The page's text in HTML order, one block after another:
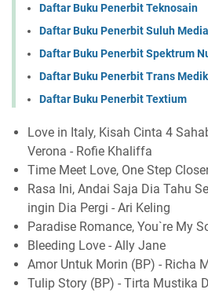
Daftar Buku Penerbit Teknosain
Daftar Buku Penerbit Suluh Media
Daftar Buku Penerbit Spektrum
Daftar Buku Penerbit Trans
Daftar Buku Penerbit Textium
Love in Italy, Kisah Cinta 4
Verona - Rofie Khaliffa
Time Meet Love, One Step
Rasa Ini, Andai Saja Dia Tahu
ingin Dia Pergi - Ari Keling
Paradise Romance, You`re My
Bleeding Love - Ally Jane
Amor Untuk Morin (BP) - Richa
Tulip Story (BP) - Tirta Mustika